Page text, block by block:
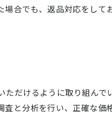
合でも、返品対応をし
だけるように取り組ん
と分析を行い、正確な